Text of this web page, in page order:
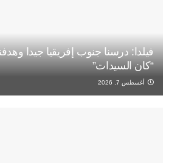
فيلدا: درسنا جنوب إفريقيا جيدا
“كان السيدات”
أغسطس 7, 2026